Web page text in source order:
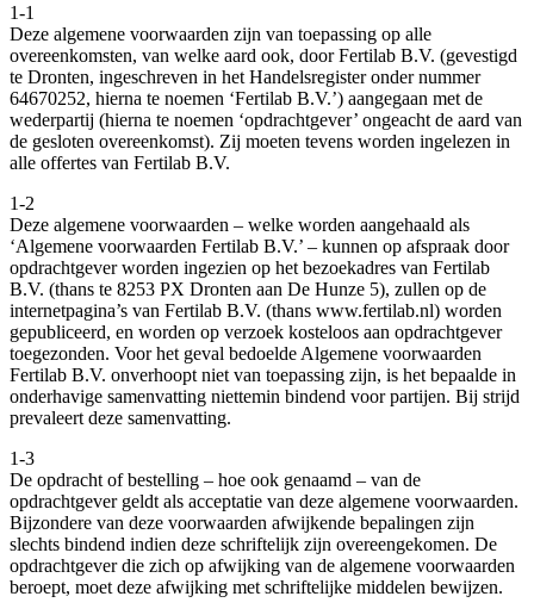
1-1
Deze algemene voorwaarden zijn van toepassing op alle
overeenkomsten, van welke aard ook, door Fertilab B.V. (gevestigd
te Dronten, ingeschreven in het Handelsregister onder nummer
64670252, hierna te noemen ‘Fertilab B.V.’) aangegaan met de
wederpartij (hierna te noemen ‘opdrachtgever’ ongeacht de aard van
de gesloten overeenkomst). Zij moeten tevens worden ingelezen in
alle offertes van Fertilab B.V.
1-2
Deze algemene voorwaarden – welke worden aangehaald als
‘Algemene voorwaarden Fertilab B.V.’ – kunnen op afspraak door
opdrachtgever worden ingezien op het bezoekadres van Fertilab
B.V. (thans te 8253 PX Dronten aan De Hunze 5), zullen op de
internetpagina’s van Fertilab B.V. (thans www.fertilab.nl) worden
gepubliceerd, en worden op verzoek kosteloos aan opdrachtgever
toegezonden. Voor het geval bedoelde Algemene voorwaarden
Fertilab B.V. onverhoopt niet van toepassing zijn, is het bepaalde in
onderhavige samenvatting niettemin bindend voor partijen. Bij strijd
prevaleert deze samenvatting.
1-3
De opdracht of bestelling – hoe ook genaamd – van de
opdrachtgever geldt als acceptatie van deze algemene voorwaarden.
Bijzondere van deze voorwaarden afwijkende bepalingen zijn
slechts bindend indien deze schriftelijk zijn overeengekomen. De
opdrachtgever die zich op afwijking van de algemene voorwaarden
beroept, moet deze afwijking met schriftelijke middelen bewijzen.